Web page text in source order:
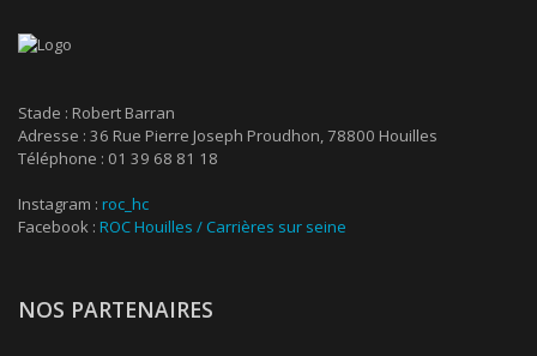
Stade : Robert Barran
Adresse : 36 Rue Pierre Joseph Proudhon, 78800 Houilles
Téléphone : 01 39 68 81 18
Instagram : roc_hc
Facebook : ROC Houilles / Carrières sur seine
NOS PARTENAIRES